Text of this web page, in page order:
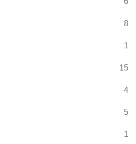
8
1
15
4
5
1